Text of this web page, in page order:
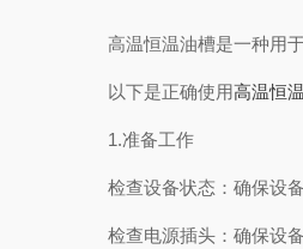
高温恒温油槽是一种用于
以下是正确使用高温恒
1.准备工作
检查设备状态：确保设备
检查电源插头：确保设备